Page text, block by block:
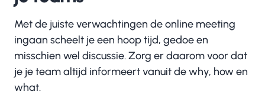
Met de juiste verwachtingen de online meeting
ingaan scheelt je een hoop tijd, gedoe en
misschien wel discussie. Zorg er daarom voor dat
je je team altijd informeert vanuit de why, how en
what.